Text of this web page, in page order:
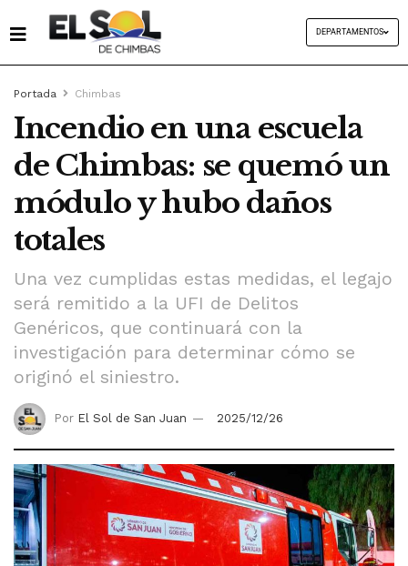
DEPARTAMENTOS
Portada Chimbas
Incendio en una escuela
de Chimbas: se quemó un
módulo y hubo daños
totales
Una vez cumplidas estas medidas, el legajo
será remitido a la UFI de Delitos
Genéricos, que continuará con la
investigación para determinar cómo se
originó el siniestro.
Por El Sol de San Juan 2025/12/26